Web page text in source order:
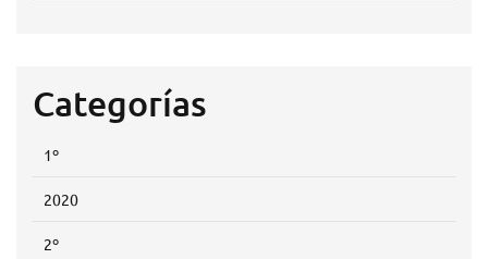
Categorías
1º
2020
2º